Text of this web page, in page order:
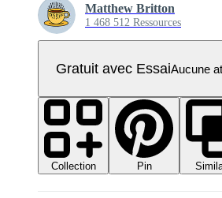
Matthew Britton
1 468 512 Ressources
Gratuit avec EssaiAucune
Collection Pin